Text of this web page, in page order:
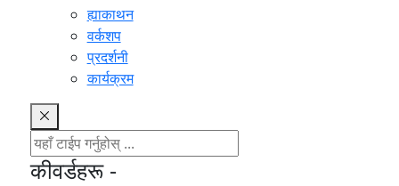
ह्याकाथन
वर्कशप
प्रदर्शनी
कार्यक्रम
कीवर्डहरू -